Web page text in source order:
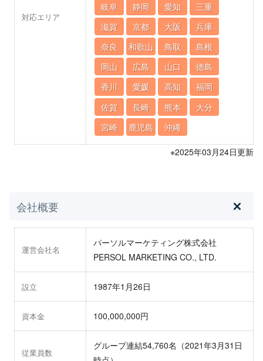
対応エリア
岐阜
静岡 愛知
三重
滋賀
京都 大阪
兵庫
奈良
和歌山 鳥取
島根
岡山
広島 山口
徳島
香川
愛媛 高知
福岡
佐賀
長崎 熊本
大分
宮崎
鹿児島 沖縄
※2025年03月24日更新
会社概要
運営会社名
パーソルマーケティング株式会社
PERSOL MARKETING CO., LTD.
設立 1987年1月26日
資本金 100,000,000円
従業員数
グループ連結54,760名（2021年3月31日